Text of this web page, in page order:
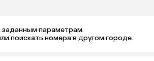
параметрам
поискать номера в другом городе